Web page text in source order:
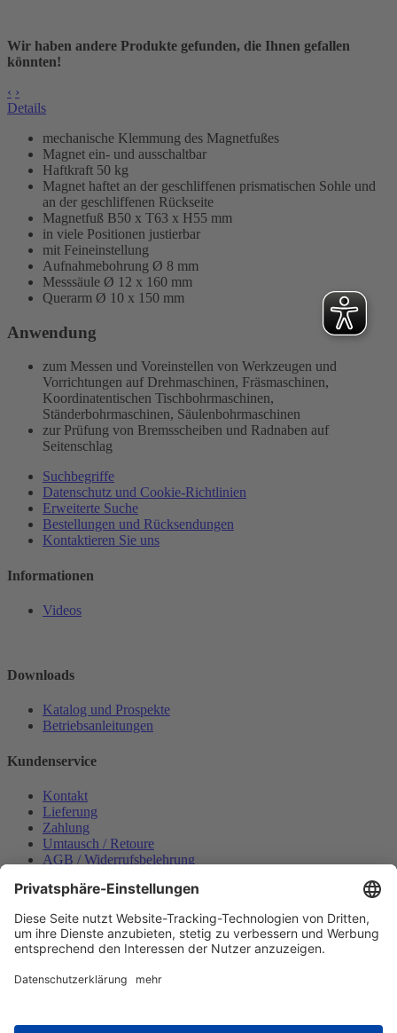
Wir haben andere Produkte gefunden, die Ihnen gefallen
könnten!
‹ ›
Details
mechanische Klemmung des Magnetfußes
Magnet ein- und ausschaltbar
Haftkraft 50 kg
Magnet haftet an der geschliffenen prismatischen Sohle und
an der geschliffenen Rückseite
Magnetfuß B50 x T63 x H55 mm
in viele Positionen justierbar
mit Feineinstellung
Aufnahmebohrung Ø 8 mm
Messsäule Ø 12 x 160 mm
Querarm Ø 10 x 150 mm
Anwendung
zum Messen und Voreinstellen von Werkzeugen und
Vorrichtungen auf Drehmaschinen, Fräsmaschinen,
Koordinatentischen Tischbohrmaschinen,
Ständerbohrmaschinen, Säulenbohrmaschinen
zur Prüfung von Bremsscheiben und Radnaben auf
Seitenschlag
Suchbegriffe
Datenschutz und Cookie-Richtlinien
Erweiterte Suche
Bestellungen und Rücksendungen
Kontaktieren Sie uns
Informationen
Videos
Downloads
Katalog und Prospekte
Betriebsanleitungen
Kundenservice
Kontakt
Lieferung
Zahlung
Umtausch / Retoure
AGB / Widerrufsbelehrung
Datenschutzerklärung
Bestellung widerrufen
Mein konto